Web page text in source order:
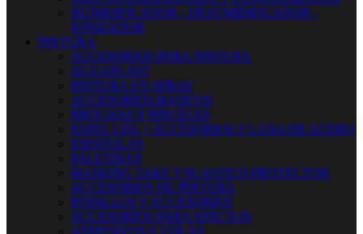
HUMIDIFICADOR - DESUMIDIFICADOR -
IONIZADOR
PINTURA
ACCESORIOS PARA PINTURA
AGUAPLAST
PINTURA EN SPRAY
ACCESORIOS BASICOS
BROCHAS Y PINCELES
PAPEL LIJA + ACCESORIOS Y LANA DE ACERO
ESPATULAS
PALETINAS
MASKING TAKE Y PLASTICO PROTECTOR
ACCESORIOS DE PINTURA
RODILLOS Y ACCESORIOS
ACCESORIOS PARA EFECTOS
ADHESIVOS Y COLAS